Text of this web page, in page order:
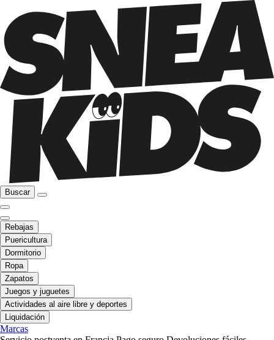
Buscar
Rebajas
Puericultura
Dormitorio
Ropa
Zapatos
Juegos y juguetes
Actividades al aire libre y deportes
Liquidación
Marcas